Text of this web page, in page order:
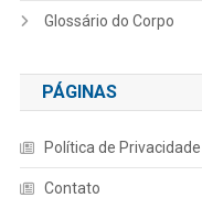
Glossário do Corpo
PÁGINAS
Política de Privacidade
Contato